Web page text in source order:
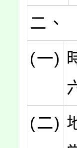
二、
(一)
(二)